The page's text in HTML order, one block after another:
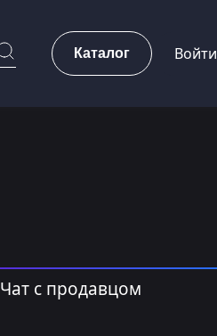
Каталог Войти
Чат с продавцом